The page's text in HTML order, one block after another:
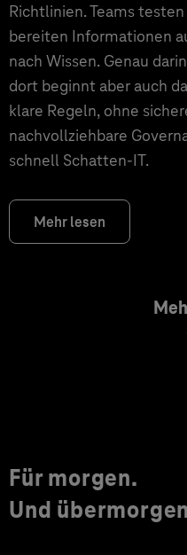
Richtlinien. Teams
bereiten Informationen
nach Wissen. Genau
dort beginnt aber auch
klare Regeln, ohne
nachvollziehbare
schnell Schatten-IT.
Mehr lesen
Für morgen.
Und